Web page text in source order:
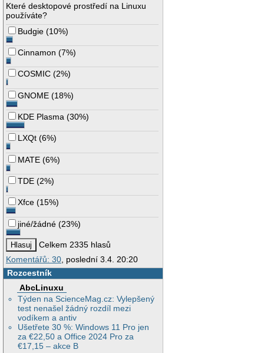
Které desktopové prostředí na Linuxu
používáte?
Budgie (10%)
Cinnamon (7%)
COSMIC (2%)
GNOME (18%)
KDE Plasma (30%)
LXQt (6%)
MATE (6%)
TDE (2%)
Xfce (15%)
jiné/žádné (23%)
Celkem 2335 hlasů
Komentářů: 30, poslední 3.4. 20:20
Rozcestník
AbcLinuxu
Týden na ScienceMag.cz: Vylepšený
test nenašel žádný rozdíl mezi
vodíkem a antiv
Ušetřete 30 %: Windows 11 Pro jen
za €22,50 a Office 2024 Pro za
€17,15 – akce B